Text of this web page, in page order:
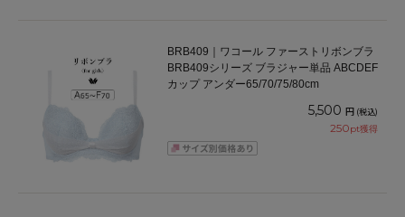
BRB409｜ワコール ファーストリボンブラ
BRB409シリーズ ブラジャー単品 ABCDEF
カップ アンダー65/70/75/80cm
5,500 円 (税込)
250pt獲得